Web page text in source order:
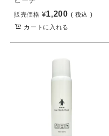
販売価格 ¥1,200
税込
カートに入れる